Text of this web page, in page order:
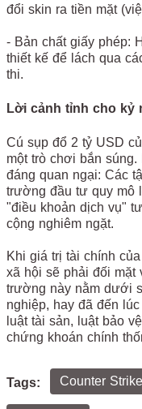
đổi skin ra tiền mặt
- Bản chất giấy phép:
thiết kế để lách qua
thi.
Lời cảnh tỉnh cho kỷ
Cú sụp đổ 2 tỷ USD
một trò chơi bắn
đáng quan ngại: Các
trường đầu tư quy mô
"điều khoản dịch vụ"
cộng nghiêm ngặt.
Khi giá trị tài chính
xã hội sẽ phải đối mặt
trường này nằm dưới
nghiệp, hay đã đến
luật tài sản, luật bảo
chứng khoán chính
Tags: Counter